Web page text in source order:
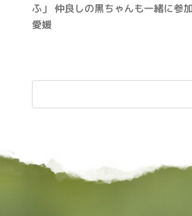
ふ」 仲良しの黒ちゃんも一緒に参
愛媛